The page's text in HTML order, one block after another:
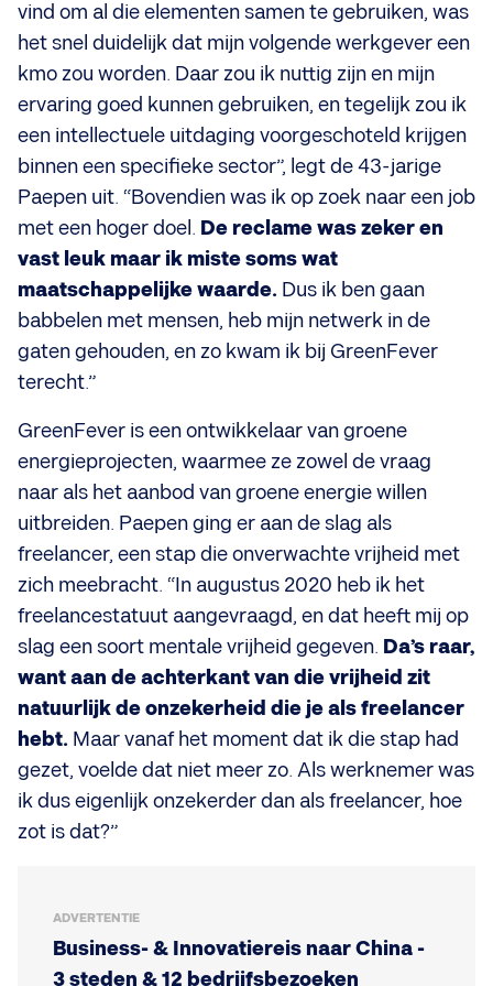
vind om al die elementen samen te gebruiken, was
het snel duidelijk dat mijn volgende werkgever een
kmo zou worden. Daar zou ik nuttig zijn en mijn
ervaring goed kunnen gebruiken, en tegelijk zou ik
een intellectuele uitdaging voorgeschoteld krijgen
binnen een specifieke sector”, legt de 43-jarige
Paepen uit. “Bovendien was ik op zoek naar een job
met een hoger doel. De reclame was zeker en
vast leuk maar ik miste soms wat
maatschappelijke waarde. Dus ik ben gaan
babbelen met mensen, heb mijn netwerk in de
gaten gehouden, en zo kwam ik bij GreenFever
terecht.”
GreenFever is een ontwikkelaar van groene
energieprojecten, waarmee ze zowel de vraag
naar als het aanbod van groene energie willen
uitbreiden. Paepen ging er aan de slag als
freelancer, een stap die onverwachte vrijheid met
zich meebracht. “In augustus 2020 heb ik het
freelancestatuut aangevraagd, en dat heeft mij op
slag een soort mentale vrijheid gegeven. Da’s raar,
want aan de achterkant van die vrijheid zit
natuurlijk de onzekerheid die je als freelancer
hebt. Maar vanaf het moment dat ik die stap had
gezet, voelde dat niet meer zo. Als werknemer was
ik dus eigenlijk onzekerder dan als freelancer, hoe
zot is dat?”
ADVERTENTIE
Business- & Innovatiereis naar China -
3 steden & 12 bedrijfsbezoeken